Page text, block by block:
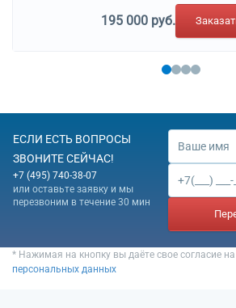
195 000 руб.
ЕСЛИ ЕСТЬ ВОПРОСЫ
ЗВОНИТЕ СЕЙЧАС!
+7 (495) 740-38-07
или оставьте заявку и мы
перезвоним в течение 30 мин
* Нажимая на кнопку вы даёте свое согласие на
персональных данных